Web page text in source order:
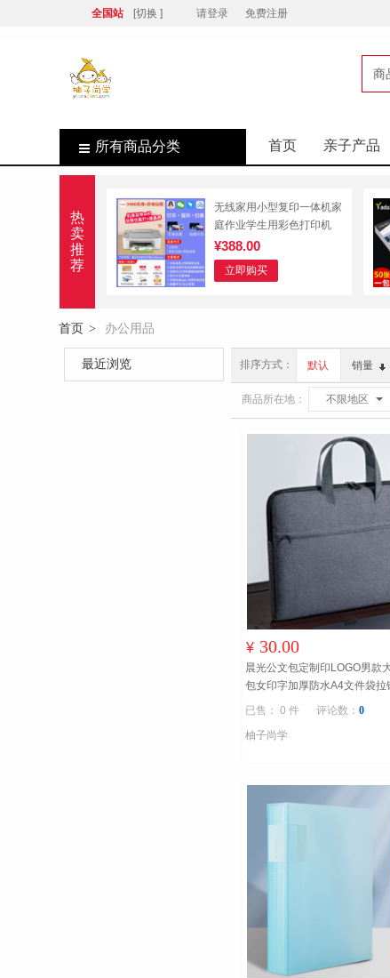
全国站 [切换 ] 请登录 免费注册
商
所有商品分类 首页 亲子产品
热
卖
推
荐
无线家用小型复印一体机家
庭作业学生用彩色打印机
¥388.00
立即购买
首页 > 办公用品
最近浏览 排序方式： 默认 销量
商品所在地： 不限地区
¥ 30.00
晨光公文包定制印LOGO男款
包女印字加厚防水A4文件袋拉
包帆布
已售： 0 件 评论数： 0
柚子尚学